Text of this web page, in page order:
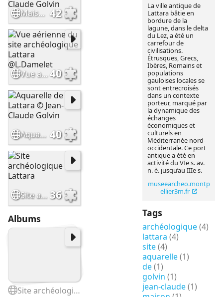
La ville antique de
Lattara bâtie en
bordure de la
lagune, dans le delta
du Lez, a été un
carrefour de
civilisations.
Étrusques, Grecs,
Ibères, Romains et
populations
gauloises locales se
sont entrecroisés
dans un contexte
porteur, marqué par
la dynamique des
échanges
économiques et
culturels en
Méditerranée nord-
occidentale. Ce port
antique a été en
activité du VIe s. av.
n. è. jusqu’au IIIe s.
museearcheo.montp
ellier3m.fr
Tags
archéologique(4)
lattara (4)
site(4)
aquarelle(1)
de(1)
golvin (1)
jean-claude(1)
Maison étrusque de Lattara - Aquarelle ©Jean-Claude Golvin 42
Vue aérienne du site archéologique Lattara @L.Damelet40
Aquarelle de Lattara © Jean-Claude Golvin 40
Site archéologique Lattara 36
Albums
Site archéologique Lattara